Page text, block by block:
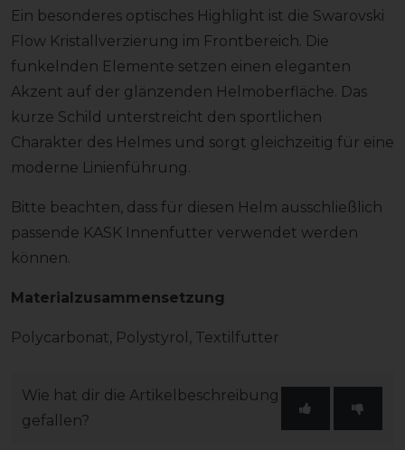
Ein besonderes optisches Highlight ist die Swarovski
Flow Kristallverzierung im Frontbereich. Die
funkelnden Elemente setzen einen eleganten
Akzent auf der glänzenden Helmoberfläche. Das
kurze Schild unterstreicht den sportlichen
Charakter des Helmes und sorgt gleichzeitig für eine
moderne Linienführung.
Bitte beachten, dass für diesen Helm ausschließlich
passende KASK Innenfutter verwendet werden
können.
Materialzusammensetzung
Polycarbonat, Polystyrol, Textilfutter
Wie hat dir die Artikelbeschreibung
gefallen?